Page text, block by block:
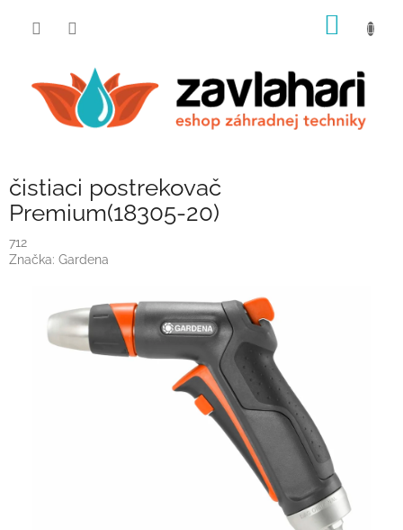
čistiaci postrekovač
Premium(18305-20)
712
Značka: Gardena